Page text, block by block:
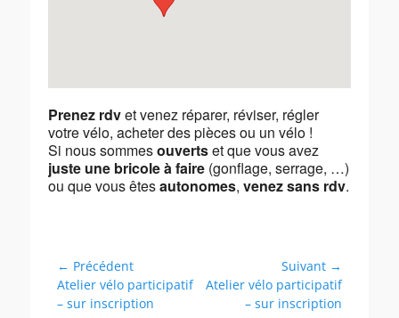
Prenez rdvet venez réparer, réviser, régler
votre vélo, acheter des pièces ou un vélo !
Si nous sommesouvertset que vous avez
juste une bricole à faire (gonflage, serrage, …)
ou que vous êtesautonomes, venez sans rdv.
Navigation
de
l’article
← Précédent
Article
précédent :
Atelier vélo participatif
– sur inscription
Suivant →
Article
suivant :
Atelier vélo participatif
– sur inscription